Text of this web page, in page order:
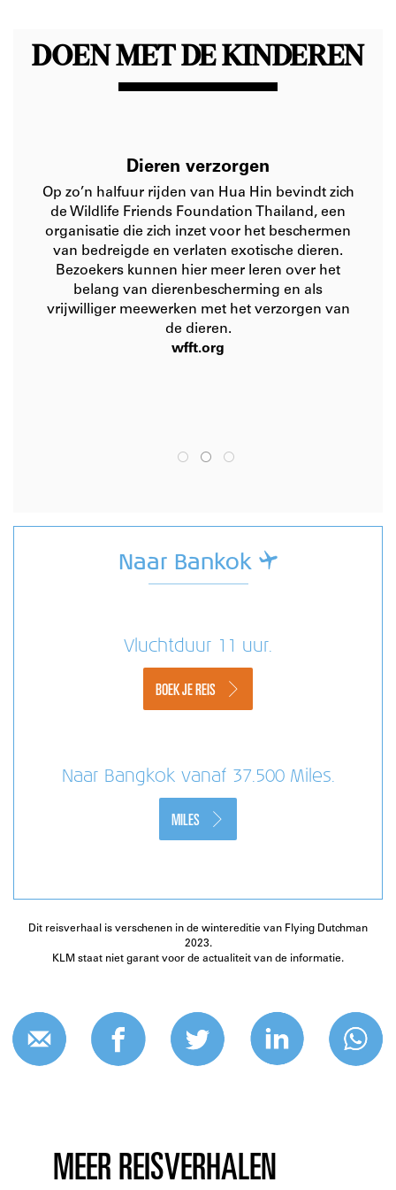
DOEN MET DE KINDEREN
Dieren verzorgen
Op zo’n halfuur rijden van Hua Hin bevindt zich
de Wildlife Friends Foundation Thailand, een
organisatie die zich inzet voor het beschermen
van bedreigde en verlaten exotische dieren.
Bezoekers kunnen hier meer leren over het
belang van dierenbescherming en als
vrijwilliger meewerken met het verzorgen van
de dieren.
wfft.org
Naar Bankok
Vluchtduur 11 uur.
BOEK JE REIS
Naar Bangkok vanaf 37.500 Miles.
MILES
Dit reisverhaal is verschenen in de wintereditie van Flying Dutchman
2023.
KLM staat niet garant voor de actualiteit van de informatie.
MEER REISVERHALEN